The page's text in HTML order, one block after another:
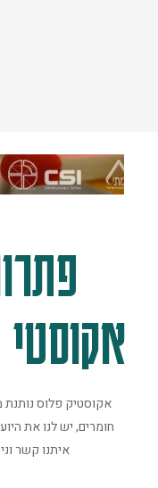
אקוסטיק פלוס נותנת
חומרים, יש לנו את
איתנו קשר